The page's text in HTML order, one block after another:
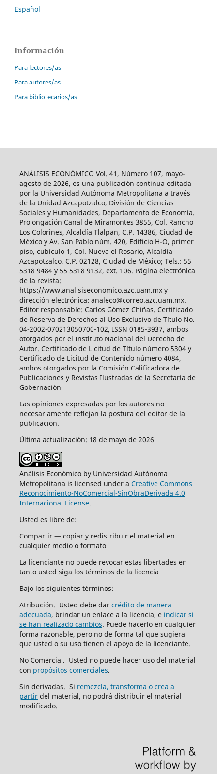
Español
Información
Para lectores/as
Para autores/as
Para bibliotecarios/as
ANÁLISIS ECONÓMICO Vol. 41, Número 107, mayo-
agosto de 2026, es una publicación continua editada
por la Universidad Autónoma Metropolitana a través
de la Unidad Azcapotzalco, División de Ciencias
Sociales y Humanidades, Departamento de Economía.
Prolongación Canal de Miramontes 3855, Col. Rancho
Los Colorines, Alcaldía Tlalpan, C.P. 14386, Ciudad de
México y Av. San Pablo núm. 420, Edificio H-O, primer
piso, cubículo 1, Col. Nueva el Rosario, Alcaldía
Azcapotzalco, C.P. 02128, Ciudad de México; Tels.: 55
5318 9484 y 55 5318 9132, ext. 106. Página electrónica
de la revista:
https://www.analisiseconomico.azc.uam.mx y
dirección electrónica: analeco@correo.azc.uam.mx.
Editor responsable: Carlos Gómez Chiñas. Certificado
de Reserva de Derechos al Uso Exclusivo de Título No.
04-2002-070213050700-102, ISSN 0185-3937, ambos
otorgados por el Instituto Nacional del Derecho de
Autor. Certificado de Licitud de Título número 5304 y
Certificado de Licitud de Contenido número 4084,
ambos otorgados por la Comisión Calificadora de
Publicaciones y Revistas Ilustradas de la Secretaría de
Gobernación.
Las opiniones expresadas por los autores no
necesariamente reflejan la postura del editor de la
publicación.
Última actualización: 18 de mayo de 2026.
Análisis Económico by Universidad Autónoma
Metropolitana is licensed under a Creative Commons
Reconocimiento-NoComercial-SinObraDerivada 4.0
Internacional License.
Usted es libre de:
Compartir — copiar y redistribuir el material en
cualquier medio o formato
La licenciante no puede revocar estas libertades en
tanto usted siga los términos de la licencia
Bajo los siguientes términos:
Atribución. Usted debe dar crédito de manera
adecuada, brindar un enlace a la licencia, e indicar si
se han realizado cambios. Puede hacerlo en cualquier
forma razonable, pero no de forma tal que sugiera
que usted o su uso tienen el apoyo de la licenciante.
No Comercial. Usted no puede hacer uso del material
con propósitos comerciales.
Sin derivadas. Si remezcla, transforma o crea a
partirdel material, no podrá distribuir el material
modificado.